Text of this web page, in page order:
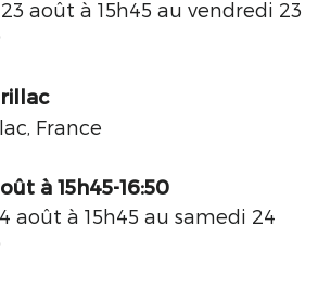
août à 15h45 au vendredi 23
France
à 15h45-16:50
août à 15h45 au samedi 24